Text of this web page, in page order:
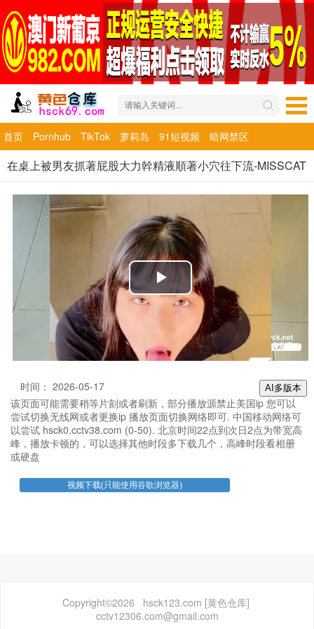
首页 Pornhub TikTok 萝莉岛 91短视频 暗网禁区
在桌上被男友抓著屁股大力幹精液順著小穴往下流-MISSCAT
AI多版本
时间： 2026-05-17
该页面可能需要稍等片刻或者刷新，部分播放源禁止美国ip 您可以
尝试切换无线网或者更换ip 播放页面切换网络即可. 中国移动网络可
以尝试 hsck0.cctv38.com (0-50). 北京时间22点到次日2点为带宽高
峰，播放卡顿的，可以选择其他时段多下载几个，高峰时段看相册
或硬盘
Copyright©2026 hsck123.com [黄色仓库]
cctv12306.com@gmail.com